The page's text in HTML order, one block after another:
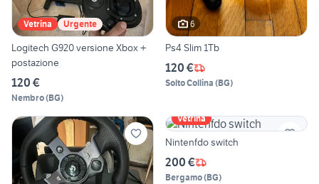
Vetrina Urgente
Logitech G920 versione Xbox +
postazione
120 €
Nembro(BG)
6
Ps4 Slim 1Tb
120 €
Solto Collina (BG)
Vetrina
Nintenfdo switch
200 €
Bergamo(BG)